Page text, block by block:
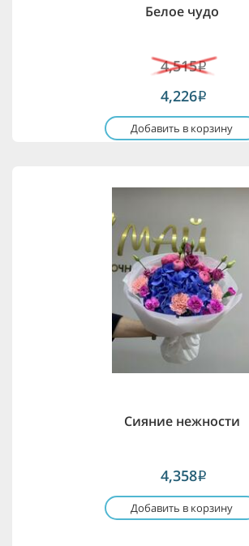
Белое чудо
4,515i
4,226i
Добавить в корзину
Сияние нежности
4,358i
Добавить в корзину